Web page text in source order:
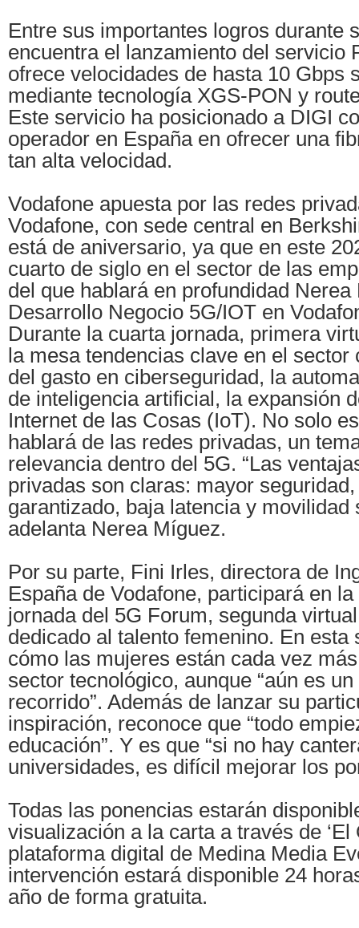
Entre sus importantes logros durante
encuentra el lanzamiento del servicio
ofrece velocidades de hasta 10 Gbps
mediante tecnología XGS-PON y
Este servicio ha posicionado a DIGI
operador en España en ofrecer una
tan alta velocidad.
Vodafone apuesta por las redes
Vodafone, con sede central en
está de aniversario, ya que en este
cuarto de siglo en el sector de las
del que hablará en profundidad
Desarrollo Negocio 5G/IOT en
Durante la cuarta jornada, primera
la mesa tendencias clave en el sector
del gasto en ciberseguridad, la
de inteligencia artificial, la expansión
Internet de las Cosas (IoT). No solo
hablará de las redes privadas, un
relevancia dentro del 5G. “Las
privadas son claras: mayor
garantizado, baja latencia y movilidad
adelanta Nerea Míguez.
Por su parte, Fini Irles, directora de
España de Vodafone, participará en
jornada del 5G Forum, segunda
dedicado al talento femenino. En esta
cómo las mujeres están cada vez
sector tecnológico, aunque “aún es
recorrido”. Además de lanzar su
inspiración, reconoce que “todo
educación”. Y es que “si no hay
universidades, es difícil mejorar los
Todas las ponencias estarán
visualización a la carta a través de ‘El
plataforma digital de Medina Media
intervención estará disponible 24
año de forma gratuita.